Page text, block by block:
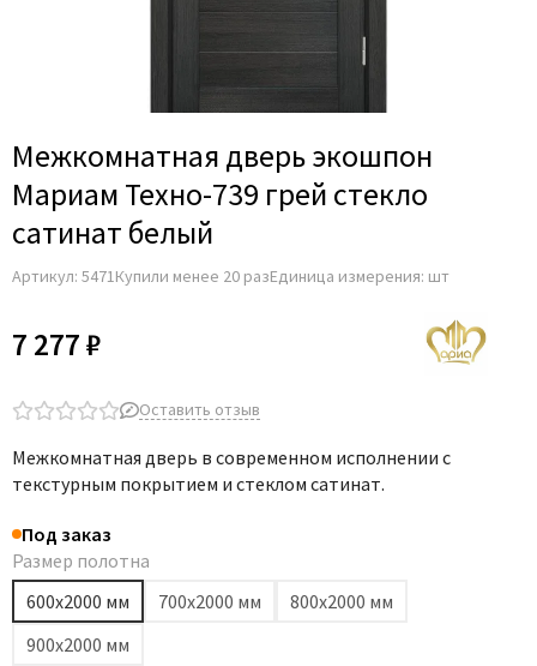
Aldeghi Luigi
Archie
Armadillo
Aurum Doors
Bravo
Comaglio
Comit
Covali
Dircode
Eclisse
El Porta
Межкомнатная дверь экошпон
Мариам Техно-739 грей стекло
сатинат белый
Артикул: 5471Купили менее 20 разЕдиница измерения: шт
7 277 ₽
Оставить отзыв
Межкомнатная дверь в современном исполнении с
текстурным покрытием и стеклом сатинат.
Под заказ
Размер полотна
600х2000 мм
700х2000 мм
800х2000 мм
900х2000 мм